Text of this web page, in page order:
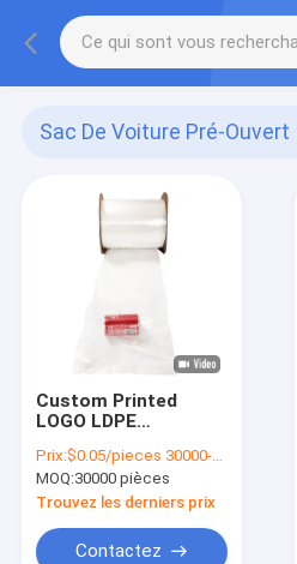
Sac De Voiture Pré-Ouvert
Custom Printed
LOGO LDPE
Opened On A Roll Bag
Compostable
Continuous Roll Bag
On A Roll AUTO
Bagger
Prix:$0.05/pieces 30000-299999 pieces
MOQ:30000 pièces
Trouvez les derniers prix
Contactez